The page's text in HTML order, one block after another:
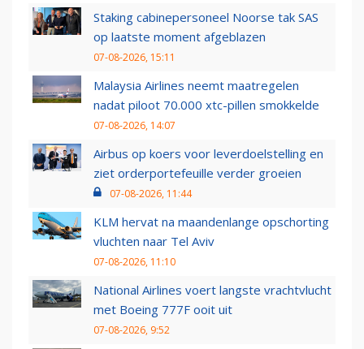
Staking cabinepersoneel Noorse tak SAS
op laatste moment afgeblazen
07-08-2026, 15:11
Malaysia Airlines neemt maatregelen
nadat piloot 70.000 xtc-pillen smokkelde
07-08-2026, 14:07
Airbus op koers voor leverdoelstelling en
ziet orderportefeuille verder groeien
07-08-2026, 11:44
KLM hervat na maandenlange opschorting
vluchten naar Tel Aviv
07-08-2026, 11:10
National Airlines voert langste vrachtvlucht
met Boeing 777F ooit uit
07-08-2026, 9:52